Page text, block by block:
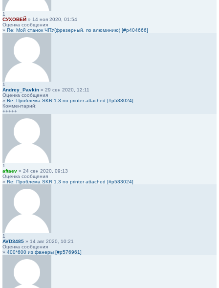
1
СУХОВЕЙ » 14 ноя 2020, 01:54
Оценка сообщения
» Re: Мой станок ЧПУ(фрезерный, по алюминию) [#p404666]
1
Andrey_Pavkin » 29 сен 2020, 12:11
Оценка сообщения
» Re: Проблема SKR 1.3 no printer attached [#p583024]
Комментарий:
+++++
1
aftaev » 24 сен 2020, 09:13
Оценка сообщения
» Re: Проблема SKR 1.3 no printer attached [#p583024]
1
AVD3485 » 14 авг 2020, 10:21
Оценка сообщения
» 400*600 из фанеры [#p576961]